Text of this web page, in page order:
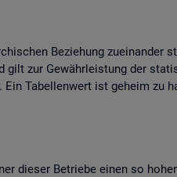
Be­zie­hung zu­ein­an­der
gilt zur Ge­währ­leis­tung der
Ta­bel­len­wert ist ge­heim zu
die­ser Be­trie­be einen so